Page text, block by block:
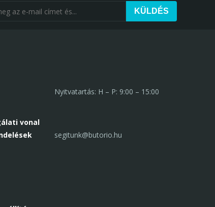
KÜLDÉS
Nyitvatartás: H – P: 9:00 – 15:00
vonal
segitunk@butorio.hu